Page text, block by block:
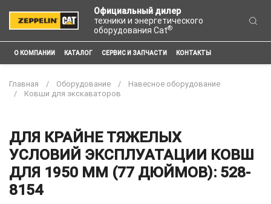
Официальный дилер
техники и энергетического
оборудования Cat®
О КОМПАНИИ КАТАЛОГ СЕРВИС И ЗАПЧАСТИ КОНТАКТЫ
Главная Оборудование
Навесное оборудование
Ковши для экскаваторов
ДЛЯ КРАЙНЕ ТЯЖЕЛЫХ
УСЛОВИЙ ЭКСПЛУАТАЦИИ КОВШ
ДЛЯ 1950 ММ (77 ДЮЙМОВ): 528-
8154